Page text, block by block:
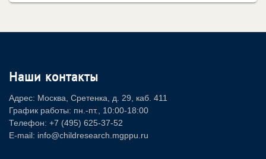
Наши контакты
Адрес: Москва, Сретенка, д. 29, каб. 411
График работы: пн.-пт., 10:00-18:00
Телефон: +7 (495) 625-37-52
E-mail: info@childresearch.mgppu.ru